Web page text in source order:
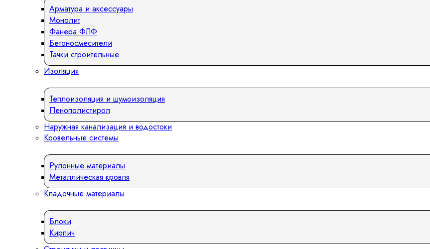
Арматура и аксессуары
Монолит
Фанера ФЛФ
Бетоносмесители
Тачки строительные
Изоляция
Теплоизоляция и шумоизоляция
Пенополистирол
Наружная канализация и водостоки
Кровельные системы
Рулонные материалы
Металлическая кровля
Кладочные материалы
Блоки
Кирпич